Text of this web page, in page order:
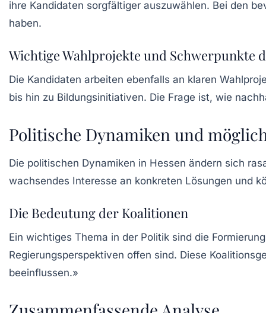
ihre Kandidaten sorgfältiger auszuwählen. Bei den
haben.
Wichtige Wahlprojekte und Schwerpunkte
Die Kandidaten arbeiten ebenfalls an klaren
bis hin zu Bildungsinitiativen. Die Frage ist, wie
Politische Dynamiken und
Die politischen Dynamiken in Hessen ändern sich
wachsendes Interesse an konkreten Lösungen und
Die Bedeutung der Koalitionen
Ein wichtiges Thema in der Politik sind die
Regierungsperspektiven offen sind. Diese
beeinflussen.»